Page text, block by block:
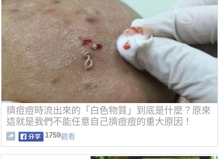
擠痘痘時流出來的「白色物質」到底是什麼？原來
這就是我們不能任意自己擠痘痘的重大原因！
1759觀看